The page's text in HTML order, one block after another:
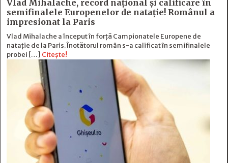
Vlad Mihalache, record național și calificare în
semifinalele Europenelor de natație! Românul a
impresionat la Paris
Vlad Mihalache a început în forță Campionatele Europene de
natație de la Paris. Înotătorul român s-a calificat în semifinalele
probei […] Citește!